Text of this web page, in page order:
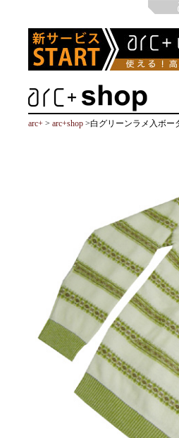
arc+ > arc+shop >白グリーンラメ入ボー